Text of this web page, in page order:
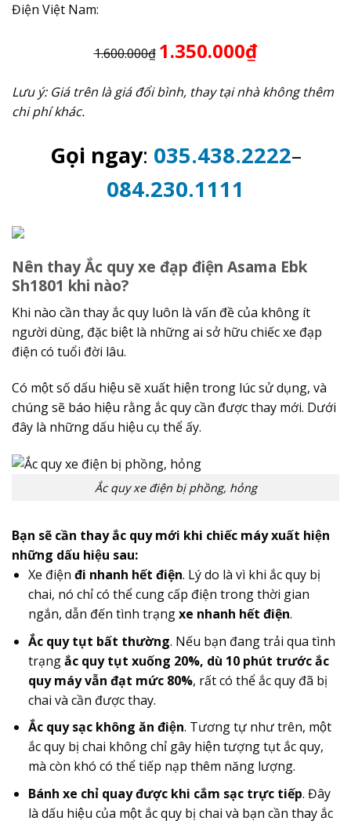
Điện Việt Nam:
1.600.000₫ 1.350.000₫
Lưu ý: Giá trên là giá đổi bình, thay tại nhà không thêm
chi phí khác.
Gọi ngay: 035.438.2222–
084.230.1111
Nên thay Ắc quy xe đạp điện Asama Ebk
Sh1801 khi nào?
Khi nào cần thay ắc quy luôn là vấn đề của không ít
người dùng, đặc biệt là những ai sở hữu chiếc xe đạp
điện có tuổi đời lâu.
Có một số dấu hiệu sẽ xuất hiện trong lúc sử dụng, và
chúng sẽ báo hiệu rằng ắc quy cần được thay mới. Dưới
đây là những dấu hiệu cụ thể ấy.
Ắc quy xe điện bị phồng, hỏng
Bạn sẽ cần thay ắc quy mới khi chiếc máy xuất hiện
những dấu hiệu sau:
Xe điện đi nhanh hết điện. Lý do là vì khi ắc quy bị
chai, nó chỉ có thể cung cấp điện trong thời gian
ngắn, dẫn đến tình trạngxe nhanh hết điện.
Ắc quy tụt bất thường. Nếu bạn đang trải qua tình
trạngắc quy tụt xuống 20%, dù 10 phút trước ắc
quy máy vẫn đạt mức 80%, rất có thể ắc quy đã bị
chai và cần được thay.
Ắc quy sạc không ăn điện. Tương tự như trên, một
ắc quy bị chai không chỉ gây hiện tượng tụt ắc quy,
mà còn khó có thể tiếp nạp thêm năng lượng.
Bánh xe chỉ quay được khi cắm sạc trực tiếp. Đây
là dấu hiệu của một ắc quy bị chai và bạn cần thay ắc